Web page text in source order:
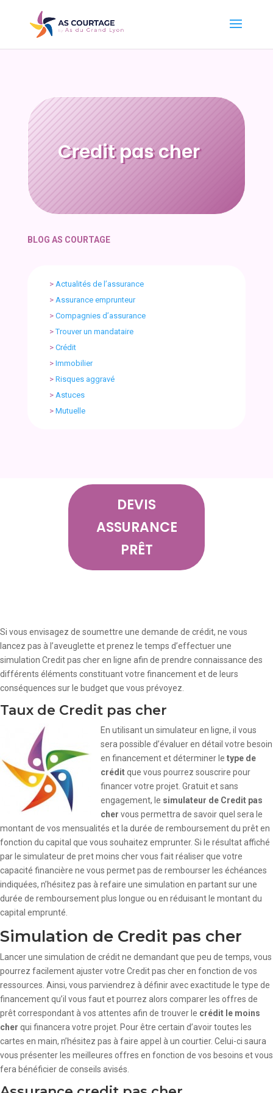
Credit pas cher
BLOG AS COURTAGE
> Actualités de l’assurance
> Assurance emprunteur
> Compagnies d’assurance
>Trouver un mandataire
> Crédit
> Immobilier
> Risques aggravé
> Astuces
> Mutuelle
DEVIS
ASSURANCE
PRÊT
Si vous envisagez de soumettre une demande de crédit, ne vous
lancez pas à l’aveuglette et prenez le temps d’effectuer une
simulation Credit pas cher en ligne afin de prendre connaissance des
différents éléments constituant votre financement et de leurs
conséquences sur le budget que vous prévoyez.
Taux de Credit pas cher
En utilisant un simulateur en ligne, il vous
sera possible d’évaluer en détail votre besoin
en financement et déterminer le type de
créditque vous pourrez souscrire pour
financer votre projet. Gratuit et sans
engagement, le simulateur de Credit pas
cher vous permettra de savoir quel sera le
montant de vos mensualités et la durée de remboursement du prêt en
fonction du capital que vous souhaitez emprunter. Si le résultat affiché
par le simulateur de pret moins cher vous fait réaliser que votre
capacité financière ne vous permet pas de rembourser les échéances
indiquées, n’hésitez pas à refaire une simulation en partant sur une
durée de remboursement plus longue ou en réduisant le montant du
capital emprunté.
Simulation de Credit pas cher
Lancer une simulation de crédit ne demandant que peu de temps, vous
pourrez facilement ajuster votre Credit pas cher en fonction de vos
ressources. Ainsi, vous parviendrez à définir avec exactitude le type de
financement qu’il vous faut et pourrez alors comparer les offres de
prêt correspondant à vos attentes afin de trouver le crédit le moins
cher qui financera votre projet. Pour être certain d’avoir toutes les
cartes en main, n’hésitez pas à faire appel à un courtier. Celui-ci saura
vous présenter les meilleures offres en fonction de vos besoins et vous
fera bénéficier de conseils avisés.